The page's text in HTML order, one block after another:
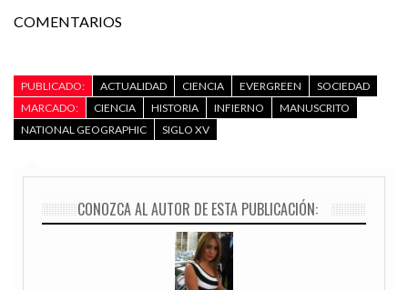
COMENTARIOS
PUBLICADO: ACTUALIDAD CIENCIA EVERGREEN
SOCIEDAD
MARCADO:
CIENCIA HISTORIA INFIERNO
MANUSCRITO
NATIONAL GEOGRAPHIC
SIGLO XV
CONOZCA AL AUTOR DE ESTA PUBLICACIÓN: